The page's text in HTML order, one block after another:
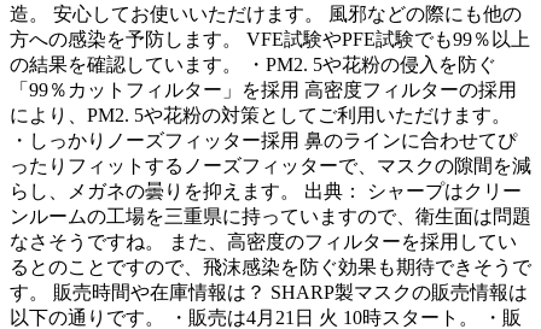
造。 安心してお使いいただけます。 風邪などの際にも他の
方への感染を予防します。 VFE試験やPFE試験でも99％以上
の結果を確認しています。 ・PM2. 5や花粉の侵入を防ぐ
「99％カットフィルター」を採用 高密度フィルターの採用
により、PM2. 5や花粉の対策としてご利用いただけます。
・しっかりノーズフィッター採用 鼻のラインに合わせてぴ
ったりフィットするノーズフィッターで、マスクの隙間を減
らし、メガネの曇りを抑えます。 出典： シャープはクリー
ンルームの工場を三重県に持っていますので、衛生面は問題
なさそうですね。 また、高密度のフィルターを採用してい
るとのことですので、飛沫感染を防ぐ効果も期待できそうで
す。 販売時間や在庫情報は？ SHARP製マスクの販売情報は
以下の通りです。 ・販売は4月21日 火 10時スタート。 ・販